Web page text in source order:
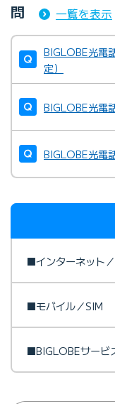
問
一覧を表示
BIGLOBE光電
定）
BIGLOBE光電
BIGLOBE光電
■インターネット
■モバイル／SIM
■BIGLOBEサービ